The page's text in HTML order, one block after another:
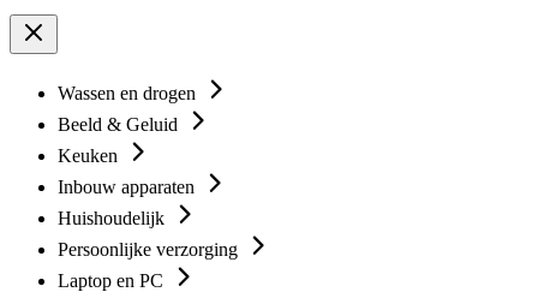
Wassen en drogen
Beeld & Geluid
Keuken
Inbouw apparaten
Huishoudelijk
Persoonlijke verzorging
Laptop en PC